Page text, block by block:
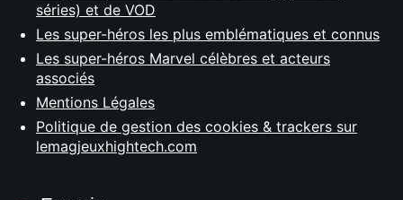
séries) et de VOD
Les super-héros les plus emblématiques et connus
Les super-héros Marvel célèbres et acteurs
associés
Mentions Légales
Politique de gestion des cookies & trackers sur
lemagjeuxhightech.com